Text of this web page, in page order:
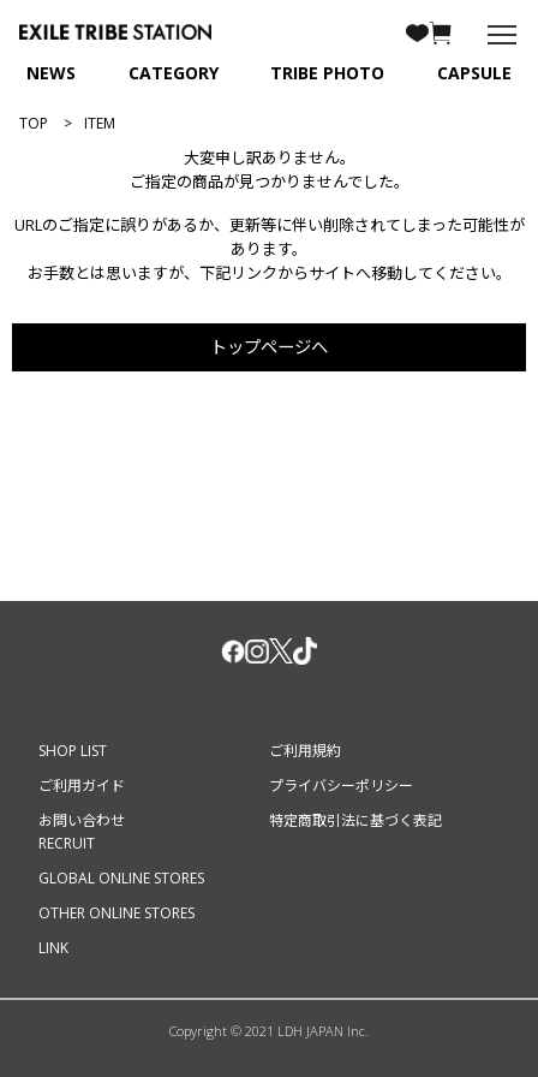
NEWS CATEGORY TRIBE PHOTO CAPSULE
TOP ITEM
大変申し訳ありません。
ご指定の商品が見つかりませんでした。
URLのご指定に誤りがあるか、更新等に伴い削除されてしまった可能性が
あります。
お手数とは思いますが、下記リンクからサイトへ移動してください。
トップページへ
SHOP LIST
ご利用ガイド
お問い合わせ
ご利用規約
プライバシーポリシー
特定商取引法に基づく表記
RECRUIT
GLOBAL ONLINE STORES
OTHER ONLINE STORES
LINK
Copyright © 2021 LDH JAPAN Inc.